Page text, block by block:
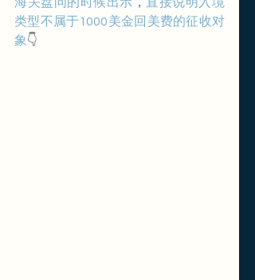
海关盘问的时候出示 ， 直接说明入境
类型不属于1000美金回美费的征收对
象👇